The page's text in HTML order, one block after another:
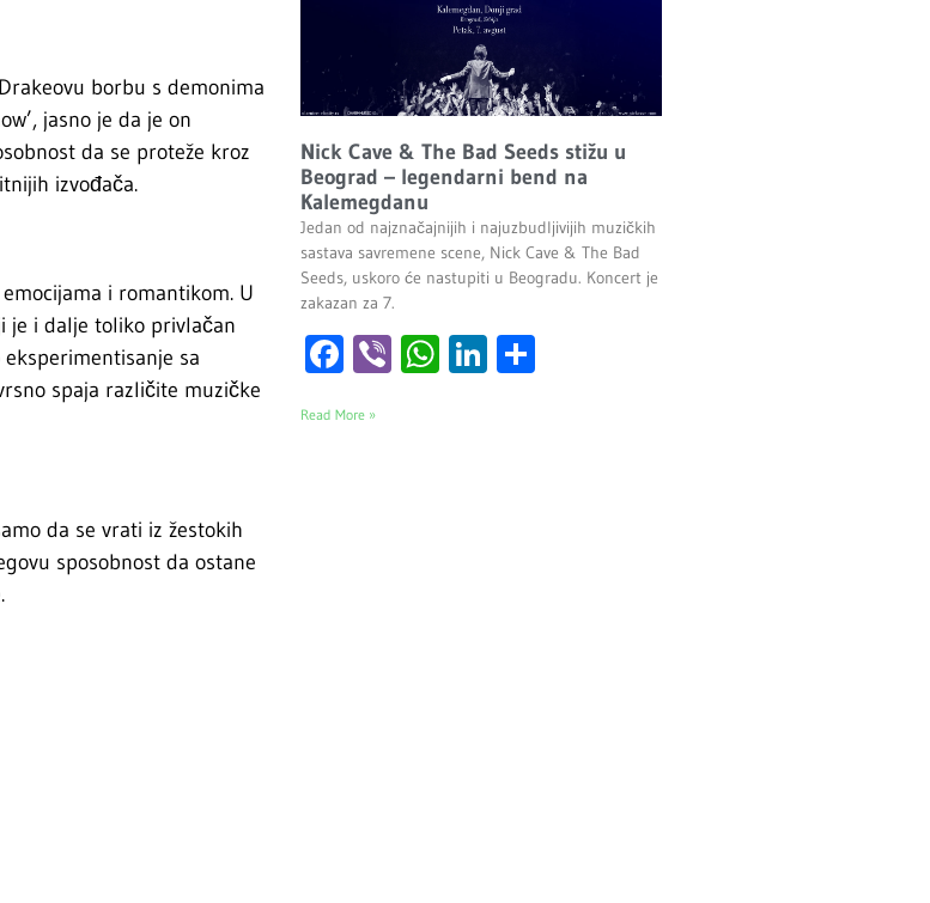
borbu s demonima
jasno je da je on
da se proteže kroz
izvođača.
i romantikom. U
je i dalje toliko privlačan
sa
spaja različite muzičke
da se vrati iz žestokih
sposobnost da ostane
Nick Cave & The Bad Seeds stižu u
Beograd – legendarni bend na
Kalemegdanu
Jedan od najznačajnijih i najuzbudljivijih muzičkih
sastava savremene scene, Nick Cave & The Bad
Seeds, uskoro će nastupiti u Beogradu. Koncert je
zakazan za 7.
Facebook
ViberWhatsApp
LinkedIn
Read More »